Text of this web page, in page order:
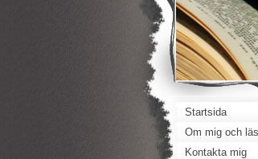
Startsida
Om mig och
Kontakta mig